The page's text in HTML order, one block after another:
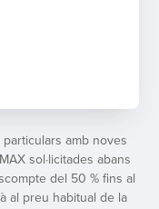
amb noves
sol·licitades abans
del 50 % fins al
al preu habitual de la